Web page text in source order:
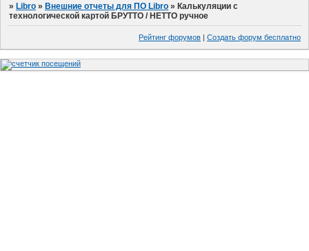
»Libro »Внешние отчеты для ПО Libro »Калькуляции с
технологической картой БРУТТО / НЕТТО ручное
Рейтинг форумов | Создать форум бесплатно